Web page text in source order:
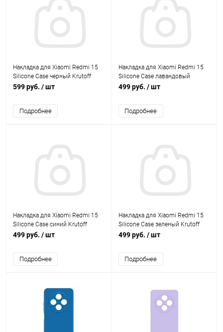
Накладка для Xiaomi Redmi 15
Silicone Case черный Krutoff
599 руб. / шт
Подробнее
Накладка для Xiaomi Redmi 15
Silicone Case лавандовый
Krutoff
499 руб. / шт
Подробнее
Накладка для Xiaomi Redmi 15
Silicone Case синий Krutoff
499 руб. / шт
Подробнее
Накладка для Xiaomi Redmi 15
Silicone Case зеленый Krutoff
499 руб. / шт
Подробнее